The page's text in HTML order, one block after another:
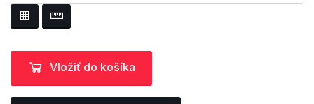
Vložiť do košíka